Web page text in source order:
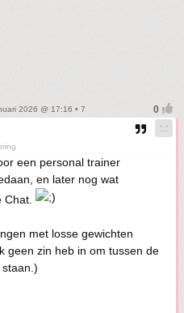
2026 @ 17:16 • 7
een personal trainer
en later nog wat
met losse gewichten
geen zin heb in om tussen de